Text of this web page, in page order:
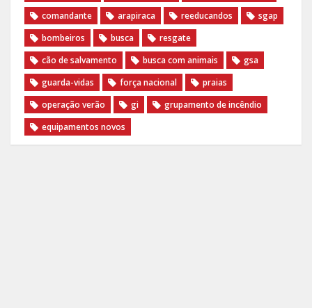
comandante
arapiraca reeducandos
sgap
bombeiros
busca
resgate
cão de salvamento
busca com animais
gsa
guarda-vidas
força nacional
praias
operação verão
gi
grupamento de incêndio
equipamentos novos